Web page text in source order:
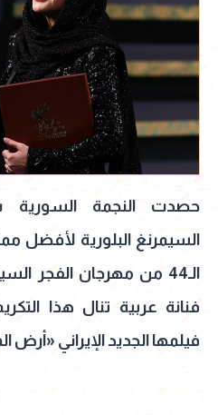
حصدت النجمة السورية
السيمرنغ البلورية لأفضل
الـ44 من مهرجان الفجر
فنانة عربية تنال هذا
فيلمها الجديد الإيراني «أرض